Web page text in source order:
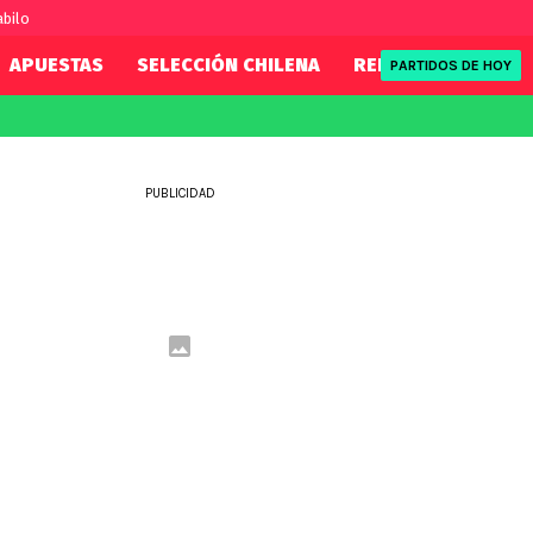
APUESTAS SELECCIÓN CHILENA REDSPORT
PARTIDOS DE HOY
PUBLICIDAD